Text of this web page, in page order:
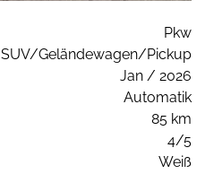
Pkw
SUV/Geländewagen/Pickup
Jan / 2026
Automatik
85 km
4/5
Weiß